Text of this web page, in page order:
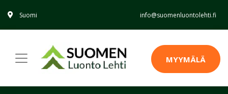
Suomi info@suomenluontolehti.fi
MYYMÄLÄ